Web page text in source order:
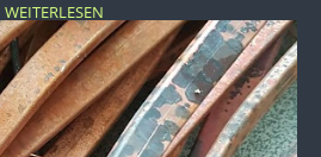
WEITERLESEN